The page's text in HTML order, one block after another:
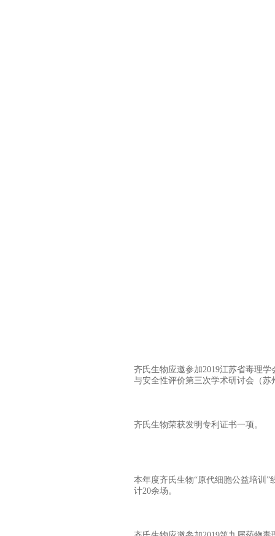
齐氏生物应邀参加2019江苏省毒理学
与安全性评价第三次学术研讨会（苏
齐氏生物荣获发明专利证书一项。
本年度齐氏生物“原代细胞公益培训”
计20余场。